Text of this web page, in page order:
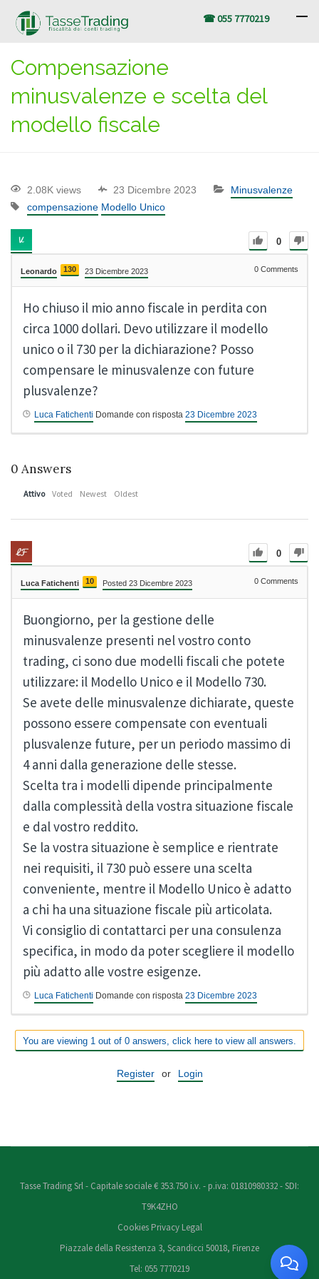
☎ 055 7770219
Compensazione
minusvalenze e scelta del
modello fiscale
2.08K views 23 Dicembre 2023
Minusvalenze
compensazione Modello Unico
0
Leonardo 130 23 Dicembre 2023 0 Comments
Ho chiuso il mio anno fiscale in perdita con
circa 1000 dollari. Devo utilizzare il modello
unico o il 730 per la dichiarazione? Posso
compensare le minusvalenze con future
plusvalenze?
Luca Fatichenti Domande con risposta 23 Dicembre 2023
0 Answers
Attivo Voted Newest Oldest
0
Luca Fatichenti 10 Posted 23 Dicembre 2023 0 Comments
Buongiorno, per la gestione delle
minusvalenze presenti nel vostro conto
trading, ci sono due modelli fiscali che potete
utilizzare: il Modello Unico e il Modello 730.
Se avete delle minusvalenze dichiarate, queste
possono essere compensate con eventuali
plusvalenze future, per un periodo massimo di
4 anni dalla generazione delle stesse.
Scelta tra i modelli dipende principalmente
dalla complessità della vostra situazione fiscale
e dal vostro reddito.
Se la vostra situazione è semplice e rientrate
nei requisiti, il 730 può essere una scelta
conveniente, mentre il Modello Unico è adatto
a chi ha una situazione fiscale più articolata.
Vi consiglio di contattarci per una consulenza
specifica, in modo da poter scegliere il modello
più adatto alle vostre esigenze.
Luca Fatichenti Domande con risposta 23 Dicembre 2023
You are viewing 1 out of 0 answers, click here to view all answers.
Register or Login
Tasse Trading Srl - Capitale sociale € 353.750 i.v. - p.iva: 01810980332 - SDI:
T9K4ZHO
Cookies Privacy Legal
Piazzale della Resistenza 3, Scandicci 50018, Firenze
Tel: 055 7770219